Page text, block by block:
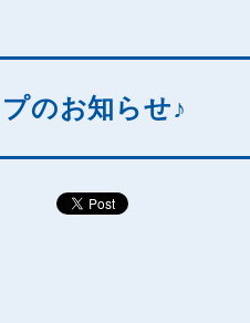
のお知らせ♪